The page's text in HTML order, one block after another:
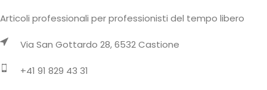
Articoli professionali per professionisti del tempo libero
Via San Gottardo 28, 6532 Castione
+41 91 829 43 31